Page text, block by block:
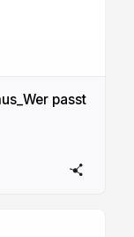
passt